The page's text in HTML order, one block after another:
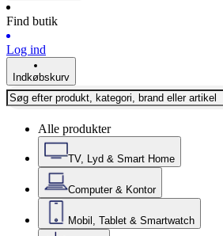
Find butik
Log ind
Indkøbskurv
Alle produkter
TV, Lyd & Smart Home
Computer & Kontor
Mobil, Tablet & Smartwatch